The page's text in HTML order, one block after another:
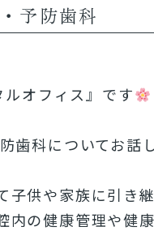
予防歯科
オフィス』です
科についてお話し
供や家族に引き継
の健康管理や健